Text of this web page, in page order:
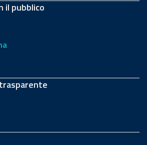
il pubblico